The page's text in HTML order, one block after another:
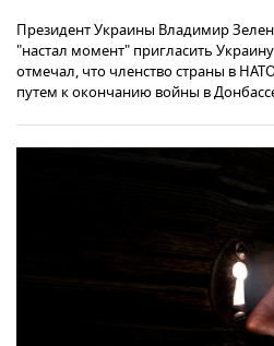
Президент Украины Владимир
"настал момент" пригласить
отмечал, что членство страны в
путем к окончанию войны в